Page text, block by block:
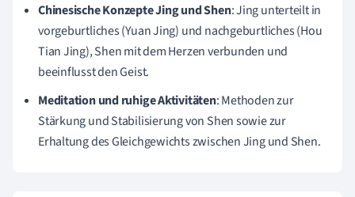
Chinesische Konzepte Jing und Shen: Jing unterteilt in
vorgeburtliches (Yuan Jing) und nachgeburtliches (Hou
Tian Jing), Shen mit dem Herzen verbunden und
beeinflusst den Geist.
Meditation und ruhige Aktivitäten: Methoden zur
Stärkung und Stabilisierung von Shen sowie zur
Erhaltung des Gleichgewichts zwischen Jing und Shen.